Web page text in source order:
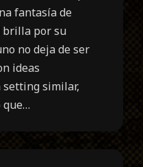
fantasía de
brilla por su
no deja de ser
ideas
setting similar,
que…